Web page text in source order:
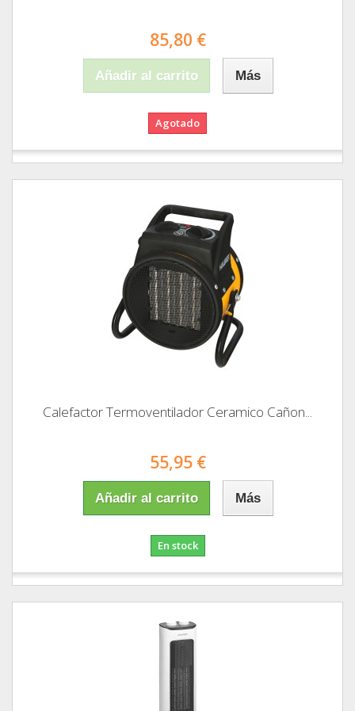
85,80 €
Añadir al carrito Más
Agotado
Calefactor Termoventilador Ceramico Cañon...
55,95 €
Añadir al carrito Más
En stock